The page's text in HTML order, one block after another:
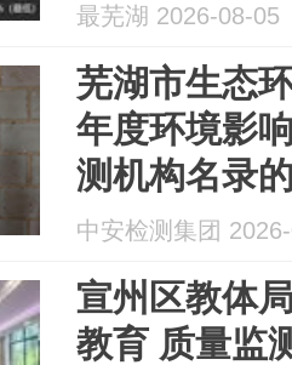
最芜湖 2026-08-05
芜湖市生态
年度环境影
测机构名录
中安检测集团
宣州区教体
教育 质量监